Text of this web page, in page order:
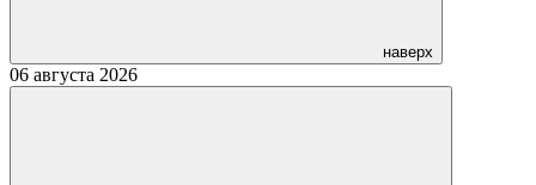
наверх
06 августа 2026